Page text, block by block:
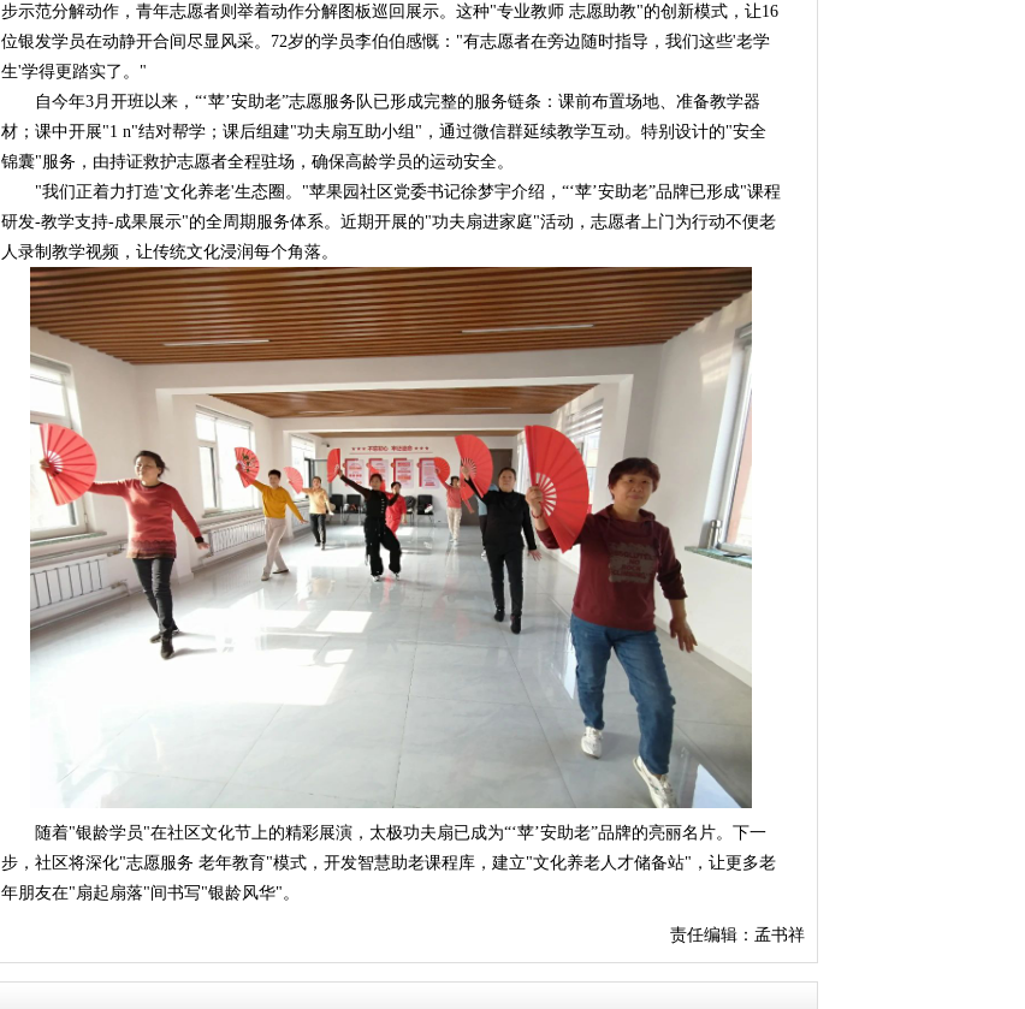
步示范分解动作，青年志愿者则举着动作分解图板巡回展示。这种"专业教师 志愿助教"的创新模式，让16
位银发学员在动静开合间尽显风采。72岁的学员李伯伯感慨："有志愿者在旁边随时指导，我们这些'老学
生'学得更踏实了。"
自今年3月开班以来，“‘苹’安助老”志愿服务队已形成完整的服务链条：课前布置场地、准备教学器
材；课中开展"1 n"结对帮学；课后组建"功夫扇互助小组"，通过微信群延续教学互动。特别设计的"安全
锦囊"服务，由持证救护志愿者全程驻场，确保高龄学员的运动安全。
"我们正着力打造'文化养老'生态圈。"苹果园社区党委书记徐梦宇介绍，“‘苹’安助老”品牌已形成"课程
研发-教学支持-成果展示"的全周期服务体系。近期开展的"功夫扇进家庭"活动，志愿者上门为行动不便老
人录制教学视频，让传统文化浸润每个角落。
随着"银龄学员"在社区文化节上的精彩展演，太极功夫扇已成为“‘苹’安助老”品牌的亮丽名片。下一
步，社区将深化"志愿服务 老年教育"模式，开发智慧助老课程库，建立"文化养老人才储备站"，让更多老
年朋友在"扇起扇落"间书写"银龄风华"。
责任编辑：孟书祥